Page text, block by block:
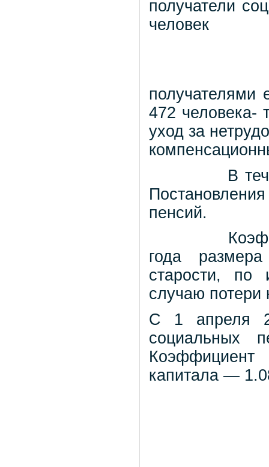
получатели
человек
472 человека-
уход за
В
пенсий.
года
размера
старости, по
случаю потери
С 1 апреля
социальных
Коэффициент
капитала —